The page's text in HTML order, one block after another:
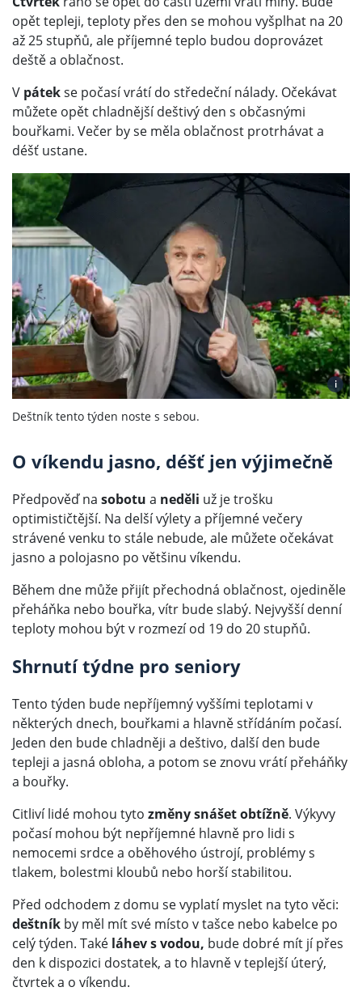
opět tepleji, teploty přes den se mohou vyšplhat na 20
až 25 stupňů, ale příjemné teplo budou doprovázet
deště a oblačnost.
V pátekse počasí vrátí do středeční nálady. Očekávat
můžete opět chladnější deštivý den s občasnými
bouřkami. Večer by se měla oblačnost protrhávat a
déšť ustane.
i
Deštník tento týden noste s sebou.
O víkendu jasno, déšť jen výjimečně
Předpověď na sobotu a neděli už je trošku
optimističtější. Na delší výlety a příjemné večery
strávené venku to stále nebude, ale můžete očekávat
jasno a polojasno po většinu víkendu.
Během dne může přijít přechodná oblačnost, ojediněle
přeháňka nebo bouřka, vítr bude slabý. Nejvyšší denní
teploty mohou být v rozmezí od 19 do 20 stupňů.
Shrnutí týdne pro seniory
Tento týden bude nepříjemný vyššími teplotami v
některých dnech, bouřkami a hlavně střídáním počasí.
Jeden den bude chladněji a deštivo, další den bude
tepleji a jasná obloha, a potom se znovu vrátí přeháňky
a bouřky.
Citliví lidé mohou tyto změny snášet obtížně. Výkyvy
počasí mohou být nepříjemné hlavně pro lidi s
nemocemi srdce a oběhového ústrojí, problémy s
tlakem, bolestmi kloubů nebo horší stabilitou.
Před odchodem z domu se vyplatí myslet na tyto věci:
deštník by měl mít své místo v tašce nebo kabelce po
celý týden. Také láhev s vodou, bude dobré mít jí přes
den k dispozici dostatek, a to hlavně v teplejší úterý,
čtvrtek a o víkendu.